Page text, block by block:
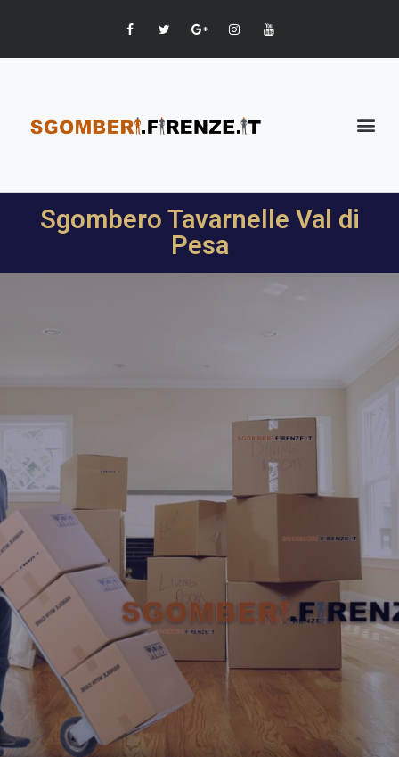
Sgombero Tavarnelle Val di
Pesa